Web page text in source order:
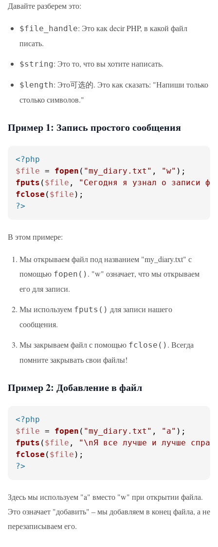
Давайте разберем это:
$file_handle: Это как decir PHP, в какой файл
писать.
$string: Это то, что вы хотите написать.
$length: Это可选的. Это как сказать: "Напиши только
столько символов."
Пример 1: Запись простого сообщения
<?php
$file = fopen ( "my_diary.txt" , "w"
fputs ( $file ,
"Сегодня я узнал о записи
fclose ( $file
?>
В этом примере:
Мы открываем файл под названием "my_diary.txt" с
помощью fopen() . "w" означает, что мы открываем
его для записи.
Мы используем fputs() для записи нашего
сообщения.
Мы закрываем файл с помощью fclose() . Всегда
помните закрывать свои файлы!
Пример 2: Добавление в файл
<?php
$file = fopen ( "my_diary.txt" , "a"
fputs ( $file ,
"\nЯ все лучше и лучше
fclose ( $file
?>
Здесь мы используем "a" вместо "w" при открытии файла.
Это означает "добавить" – мы добавляем в конец файла, а не
перезаписываем его.